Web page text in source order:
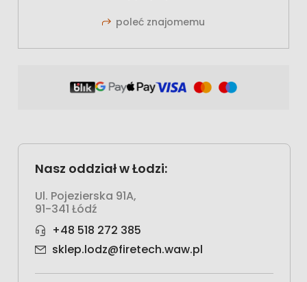
poleć znajomemu
Nasz oddział w Łodzi:
Ul. Pojezierska 91A,
91-341 Łódź
+48 518 272 385
sklep.lodz@firetech.waw.pl